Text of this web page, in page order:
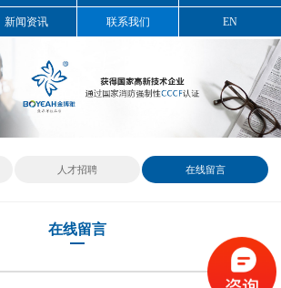
新闻资讯 联系我们 EN
人才招聘 在线留言
在线留言